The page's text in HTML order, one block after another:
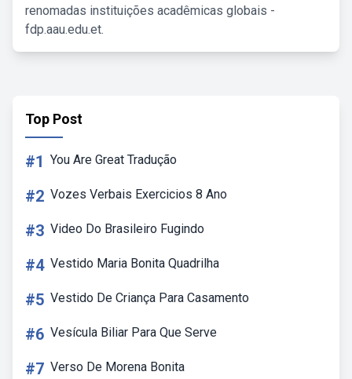
renomadas instituições acadêmicas globais -
fdp.aau.edu.et.
Top Post
#1 You Are Great Tradução
#2 Vozes Verbais Exercicios 8 Ano
#3 Video Do Brasileiro Fugindo
#4 Vestido Maria Bonita Quadrilha
#5 Vestido De Criança Para Casamento
#6 Vesícula Biliar Para Que Serve
#7 Verso De Morena Bonita